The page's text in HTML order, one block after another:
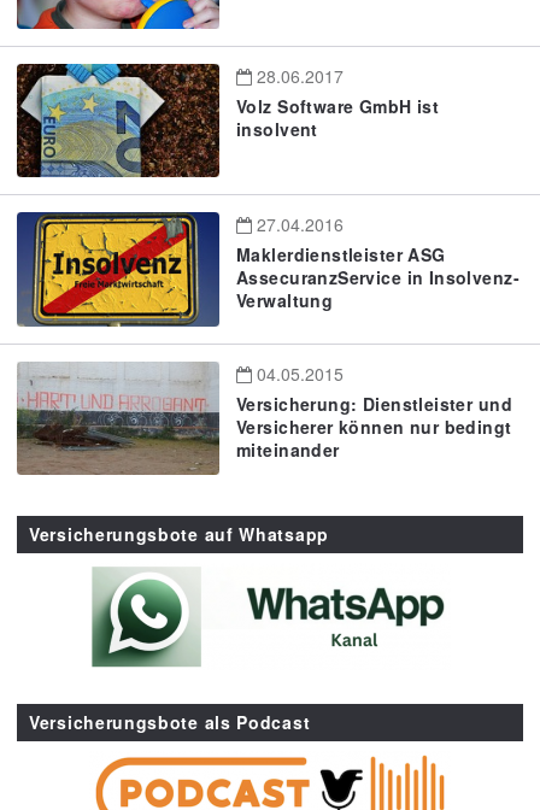
28.06.2017
Volz Software GmbH ist
insolvent
27.04.2016
Maklerdienstleister ASG
AssecuranzService in Insolvenz-
Verwaltung
04.05.2015
Versicherung: Dienstleister und
Versicherer können nur bedingt
miteinander
Versicherungsbote auf Whatsapp
Versicherungsbote als Podcast